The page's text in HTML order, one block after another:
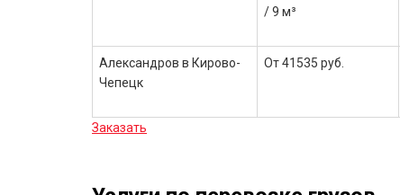
/ 9 м³
Александров в Кирово-
Чепецк
От 41535 руб.
Заказать